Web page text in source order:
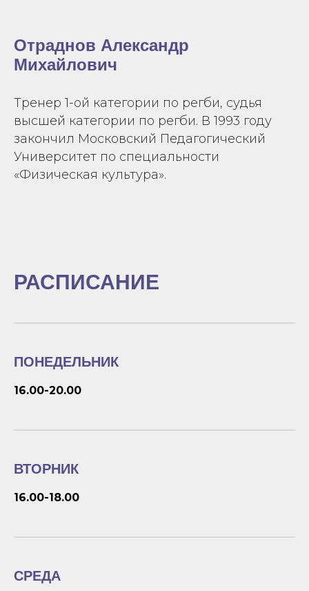
Отраднов Александр
Михайлович
Тренер 1-ой категории по регби, судья
высшей категории по регби. В 1993 году
закончил Московский Педагогический
Университет по специальности
«Физическая культура».
РАСПИСАНИЕ
ПОНЕДЕЛЬНИК
16.00-20.00
ВТОРНИК
16.00-18.00
СРЕДА